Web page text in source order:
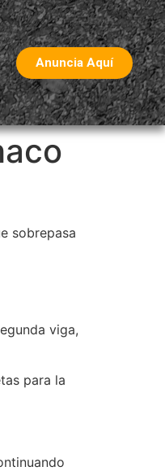
Anuncia Aquí
sobrepasa
viga,
para la